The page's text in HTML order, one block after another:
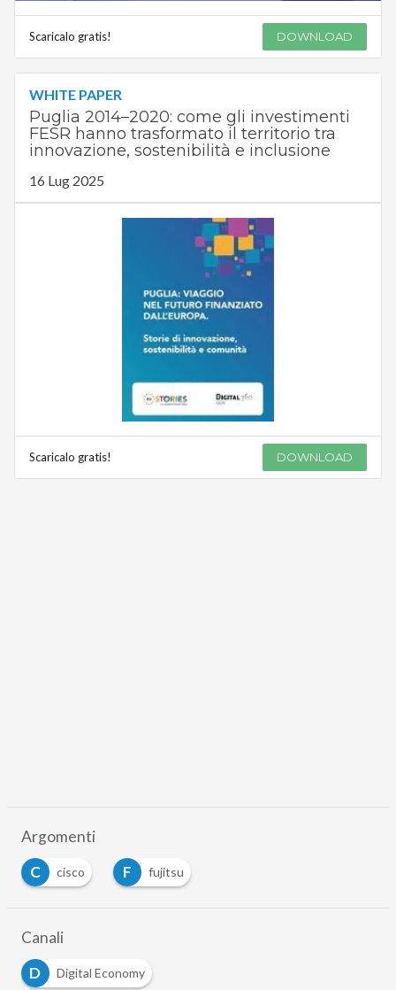
Scaricalo gratis! DOWNLOAD
WHITE PAPER
Puglia 2014–2020: come gli investimenti
FESR hanno trasformato il territorio tra
innovazione, sostenibilità e inclusione
16 Lug 2025
Scaricalo gratis! DOWNLOAD
Argomenti
C
cisco F fujitsu
Canali
D
Digital Economy